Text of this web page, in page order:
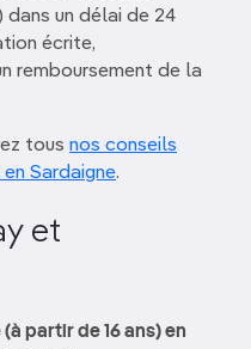
un délai de 24
écrite,
remboursement de la
tous nos conseils
Sardaigne.
et
partir de 16 ans) en